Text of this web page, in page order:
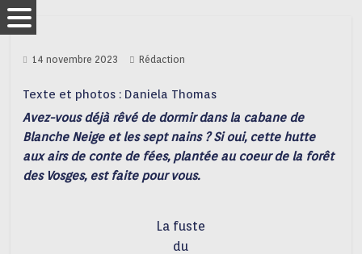
14 novembre 2023 Rédaction
Texte et photos : Daniela Thomas
Avez-vous déjà rêvé de dormir dans la cabane de
Blanche Neige et les sept nains ? Si oui, cette hutte
aux airs de conte de fées, plantée au coeur de la forêt
des Vosges, est faite pour vous.
La fuste
du